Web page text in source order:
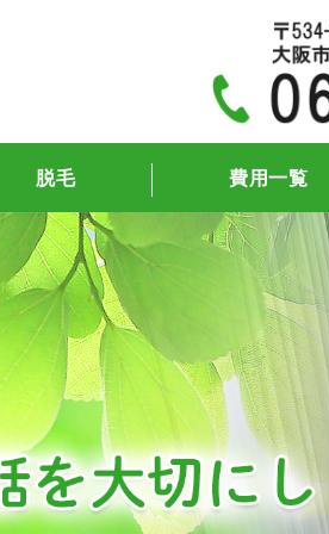
京橋杉本クリニック｜
脱毛 費用一覧